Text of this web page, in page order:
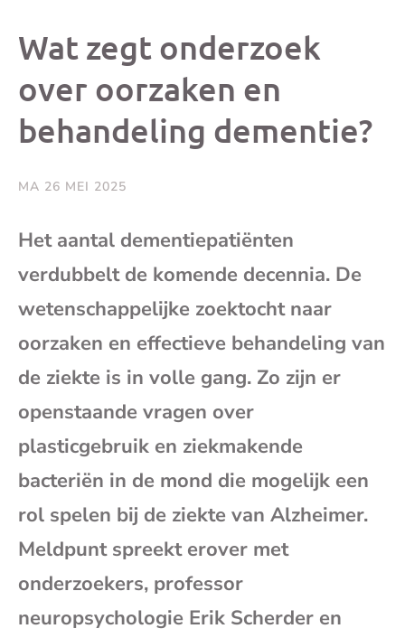
op op op
Wat zegt onderzoek
over oorzaken en
behandeling dementie?
MA 26 MEI 2025
Het aantal dementiepatiënten
verdubbelt de komende decennia. De
wetenschappelijke zoektocht naar
oorzaken en effectieve behandeling van
de ziekte is in volle gang. Zo zijn er
openstaande vragen over
plasticgebruik en ziekmakende
bacteriën in de mond die mogelijk een
rol spelen bij de ziekte van Alzheimer.
Meldpunt spreekt erover met
onderzoekers, professor
neuropsychologie Erik Scherder en